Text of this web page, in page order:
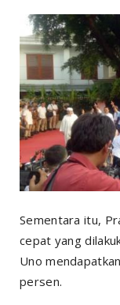
Sementara itu,
cepat yang
Uno
persen.